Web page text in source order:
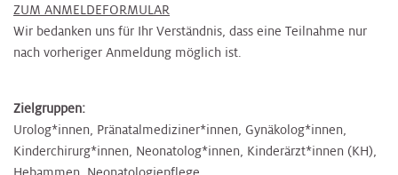
ZUM ANMELDEFORMULAR
Wir bedanken uns für Ihr Verständnis, dass eine Teilnahme nur
nach vorheriger Anmeldung möglich ist.
Zielgruppen:
Urolog*innen, Pränatalmediziner*innen, Gynäkolog*innen,
Kinderchirurg*innen, Neonatolog*innen, Kinderärzt*innen (KH),